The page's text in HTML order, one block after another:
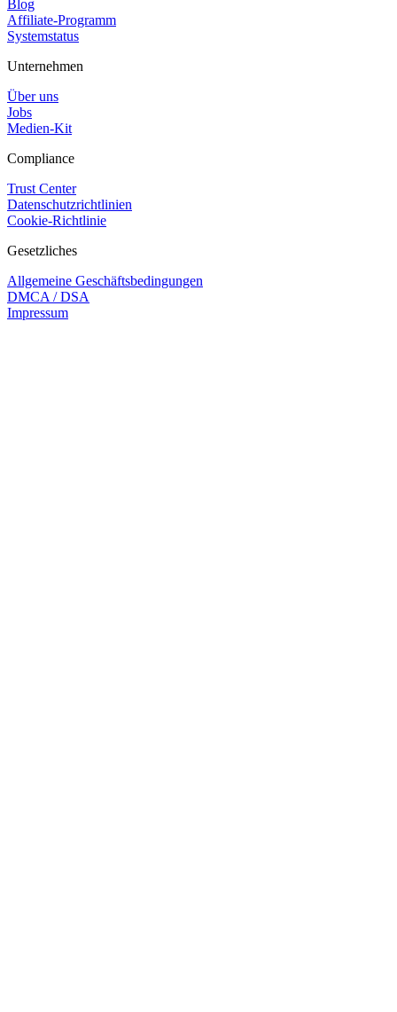
Blog
Affiliate-Programm
Systemstatus
Unternehmen
Über uns
Jobs
Medien-Kit
Compliance
Trust Center
Datenschutzrichtlinien
Cookie-Richtlinie
Gesetzliches
Allgemeine Geschäftsbedingungen
DMCA / DSA
Impressum